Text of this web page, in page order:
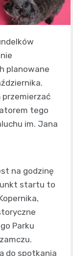
planowane
przemierzać
tego
im. Jana
na godzinę
startu to
Parku
do spotkania